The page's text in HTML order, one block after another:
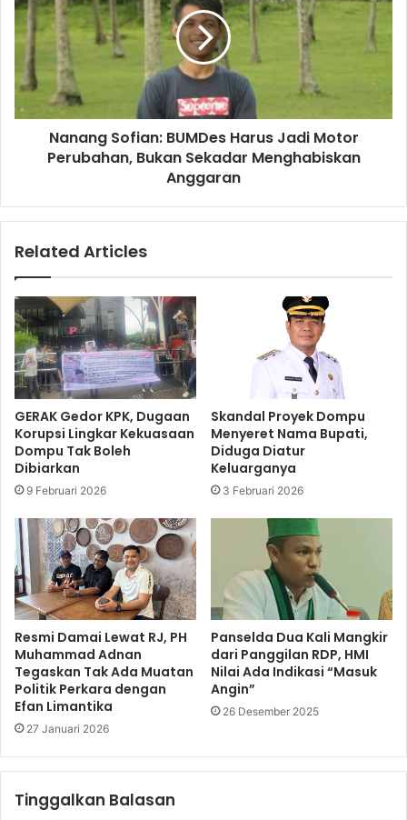
Nanang Sofian: BUMDes Harus Jadi Motor
Perubahan, Bukan Sekadar Menghabiskan
Anggaran
Related Articles
GERAK Gedor KPK, Dugaan
Korupsi Lingkar Kekuasaan
Dompu Tak Boleh
Dibiarkan
9 Februari 2026
Skandal Proyek Dompu
Menyeret Nama Bupati,
Diduga Diatur
Keluarganya
3 Februari 2026
Resmi Damai Lewat RJ, PH
Muhammad Adnan
Tegaskan Tak Ada Muatan
Politik Perkara dengan
Efan Limantika
27 Januari 2026
Panselda Dua Kali Mangkir
dari Panggilan RDP, HMI
Nilai Ada Indikasi “Masuk
Angin”
26 Desember 2025
Tinggalkan Balasan